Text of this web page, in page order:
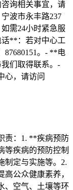
询相关事宜，请
波市永丰路237
需24小时紧急服
话**：若对中心工
87680151。- **电
我们取得联系。-
心，请访问
责：1. **疾病预防
等疾病的预防控制
制定与实施等。2.
公众健康素养，
、空气、土壤等环